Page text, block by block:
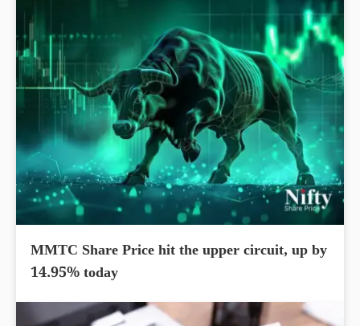
MMTC Share Price hit the upper circuit, up by
14.95% today